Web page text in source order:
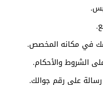
في مكانه المخصص.
الشروط والأحكام.
رسالة على رقم جوالك.